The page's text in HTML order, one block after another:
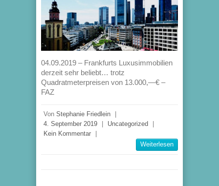
04.09.2019 – Frankfurts Luxusimmobilien
derzeit sehr beliebt… trotz
Quadratmeterpreisen von 13.000,—€ –
FAZ
Von Stephanie Friedlein
4. September 2019
Uncategorized
Kein Kommentar
Weiterlesen